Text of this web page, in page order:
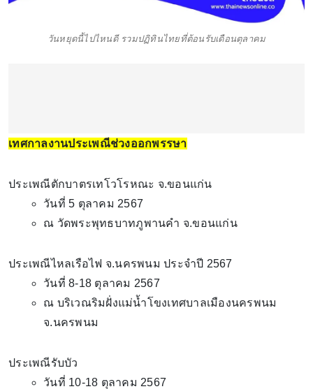
วันหยุดนี้ไปไหนดี รวมปฏิทินไทยที่ต้อนรับเดือนตุลาคม
เทศกาลงานประเพณีช่วงออกพรรษา
ประเพณีตักบาตรเทโวโรหณะ จ.ขอนแก่น
วันที่ 5 ตุลาคม 2567
ณ วัดพระพุทธบาทภูพานคำ จ.ขอนแก่น
ประเพณีไหลเรือไฟ จ.นครพนม ประจำปี 2567
วันที่ 8-18 ตุลาคม 2567
ณ บริเวณริมฝั่งแม่น้ำโขงเทศบาลเมืองนครพนม
จ.นครพนม
ประเพณีรับบัว
วันที่ 10-18 ตุลาคม 2567